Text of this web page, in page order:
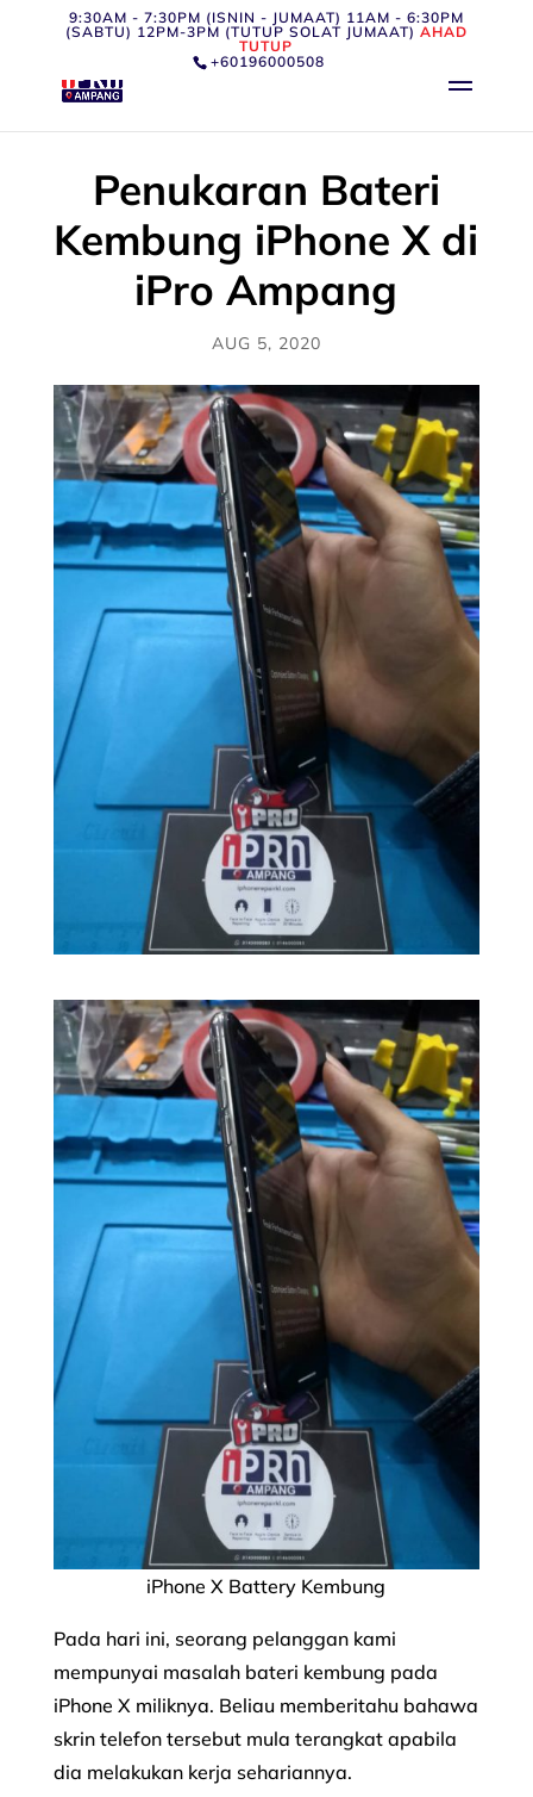
9:30AM - 7:30PM (ISNIN - JUMAAT) 11AM - 6:30PM
(SABTU) 12PM-3PM (TUTUP SOLAT JUMAAT) AHAD
TUTUP
+60196000508
Penukaran Bateri
Kembung iPhone X di
iPro Ampang
AUG 5, 2020
iPhone X Battery Kembung
Pada hari ini, seorang pelanggan kami
mempunyai masalah bateri kembung pada
iPhone X miliknya. Beliau memberitahu bahawa
skrin telefon tersebut mula terangkat apabila
dia melakukan kerja sehariannya.